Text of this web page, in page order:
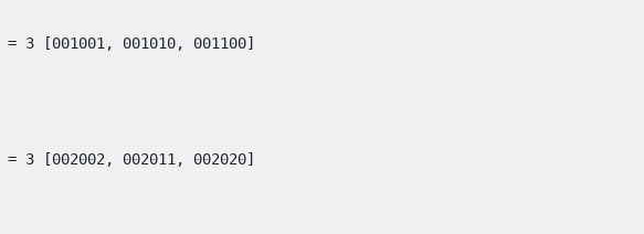
= 3 [001001 , 001010, 001100]
= 3 [002002 , 002011 , 002020]